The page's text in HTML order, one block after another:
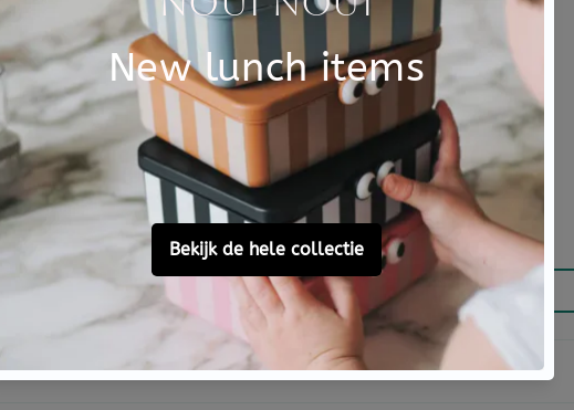
Customer Reviews
5.00 out of 5
Based on 1 review
0
0
Ask a question